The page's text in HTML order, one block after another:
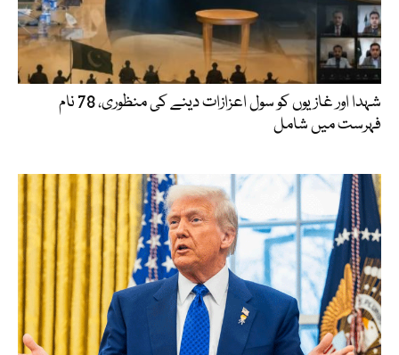
شہدا اور غازیوں کو سول اعزازات دینے کی منظوری، 78 نام
فہرست میں شامل